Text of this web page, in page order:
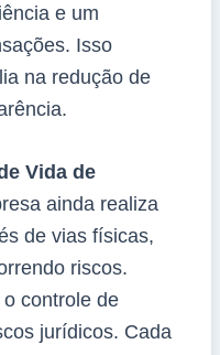
e um
Isso
na redução de
Vida de
ainda realiza
de vias físicas,
riscos.
controle de
jurídicos. Cada